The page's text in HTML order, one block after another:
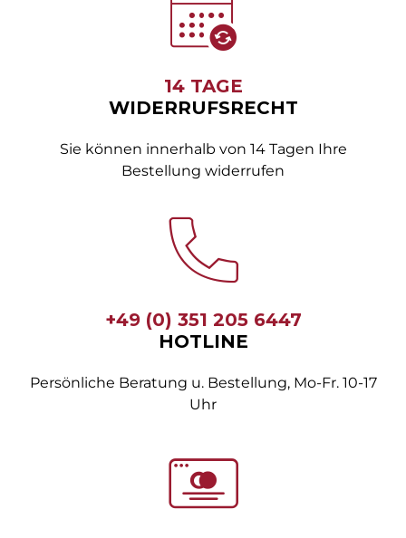
14 TAGE
WIDERRUFSRECHT
Sie können innerhalb von 14 Tagen Ihre
Bestellung widerrufen
+49 (0) 351 205 6447
HOTLINE
Persönliche Beratung u. Bestellung, Mo-Fr. 10-17
Uhr